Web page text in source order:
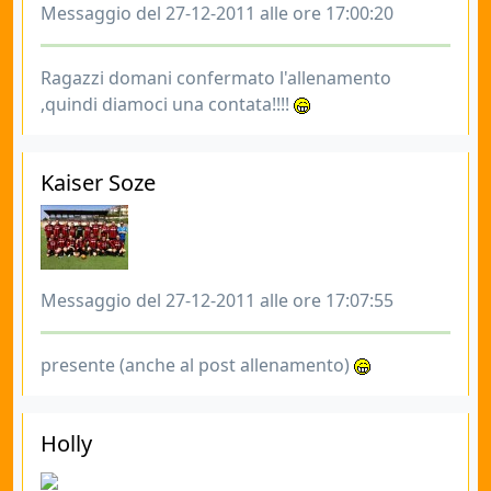
Messaggio del 27-12-2011 alle ore 17:00:20
Ragazzi domani confermato l'allenamento
,quindi diamoci una contata!!!!
Kaiser Soze
Messaggio del 27-12-2011 alle ore 17:07:55
presente (anche al post allenamento)
Holly